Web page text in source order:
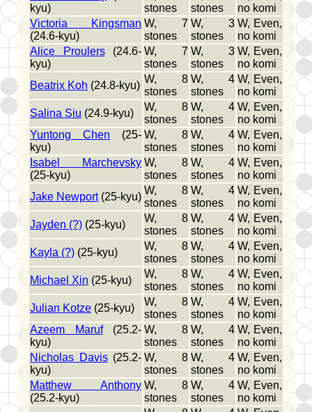
kyu)
stones
stones
no komi
Victoria Kingsman
(24.6-kyu)
W, 7
stones
W, 3
stones
W, Even,
no komi
Alice Proulers(24.6-
kyu)
W, 7
stones
W, 3
stones
W, Even,
no komi
Beatrix Koh (24.8-kyu)
W, 8
stones
W, 4
stones
W, Even,
no komi
Salina Siu (24.9-kyu)
W, 8
stones
W, 4
stones
W, Even,
no komi
Yuntong Chen (25-
kyu)
W, 8
stones
W, 4
stones
W, Even,
no komi
Isabel Marchevsky
(25-kyu)
W, 8
stones
W, 4
stones
W, Even,
no komi
Jake Newport(25-kyu)
W, 8
stones
W, 4
stones
W, Even,
no komi
Jayden (?) (25-kyu)
W, 8
stones
W, 4
stones
W, Even,
no komi
Kayla (?) (25-kyu)
W, 8
stones
W, 4
stones
W, Even,
no komi
Michael Xin (25-kyu)
W, 8
stones
W, 4
stones
W, Even,
no komi
Julian Kotze (25-kyu)
W, 8
stones
W, 4
stones
W, Even,
no komi
Azeem Maruf(25.2-
kyu)
W, 8
stones
W, 4
stones
W, Even,
no komi
Nicholas Davis(25.2-
kyu)
W, 8
stones
W, 4
stones
W, Even,
no komi
Matthew Anthony
(25.2-kyu)
W, 8
stones
W, 4
stones
W, Even,
no komi